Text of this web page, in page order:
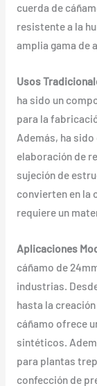
cuerda de
resistente a la
amplia gama de
Usos
ha sido un
para la
Además, ha
elaboración de
sujeción de
convierten en la
requiere un
Aplicaciones
cáñamo de
industrias.
hasta la
cáñamo ofrece
sintéticos.
para plantas
confección de